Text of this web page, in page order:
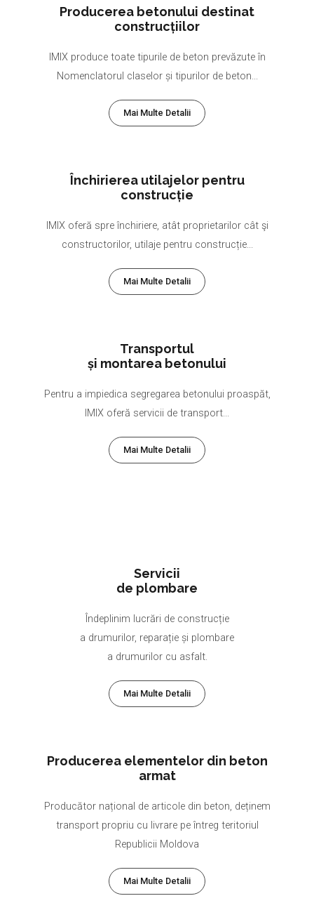
Producerea betonului destinat
construcțiilor
IMIX produce toate tipurile de beton prevăzute în
Nomenclatorul claselor și tipurilor de beton...
Mai Multe Detalii
Închirierea utilajelor pentru
construcție
IMIX oferă spre închiriere, atât proprietarilor cât şi
constructorilor, utilaje pentru construcție...
Mai Multe Detalii
Transportul
și montarea betonului
Pentru a impiedica segregarea betonului proaspăt,
IMIX oferă servicii de transport...
Mai Multe Detalii
Servicii
de plombare
Îndeplinim lucrări de construcție
a drumurilor, reparație și plombare
a drumurilor cu asfalt.
Mai Multe Detalii
Producerea elementelor din beton
armat
Producător național de articole din beton, deținem
transport propriu cu livrare pe întreg teritoriul
Republicii Moldova
Mai Multe Detalii